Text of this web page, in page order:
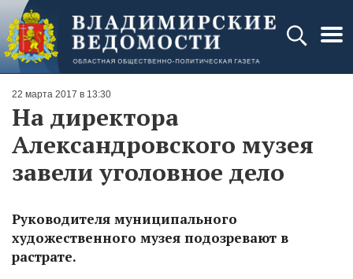
22 марта 2017 в 13:30
На директора
Александровского музея
завели уголовное дело
Руководителя муниципального
художественного музея подозревают в
растрате.